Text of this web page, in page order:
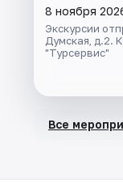
8 ноября
Экскурсии
Думская, д.2.
"Турсервис"
Все